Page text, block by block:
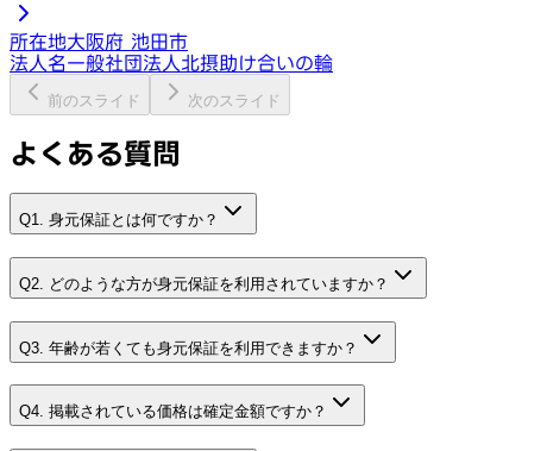
所在地大阪府 池田市
法人名一般社団法人北摂助け合いの輪
前のスライド 次のスライド
よくある質問
Q1. 身元保証とは何ですか？
Q2. どのような方が身元保証を利用されていますか？
Q3. 年齢が若くても身元保証を利用できますか？
Q4. 掲載されている価格は確定金額ですか？